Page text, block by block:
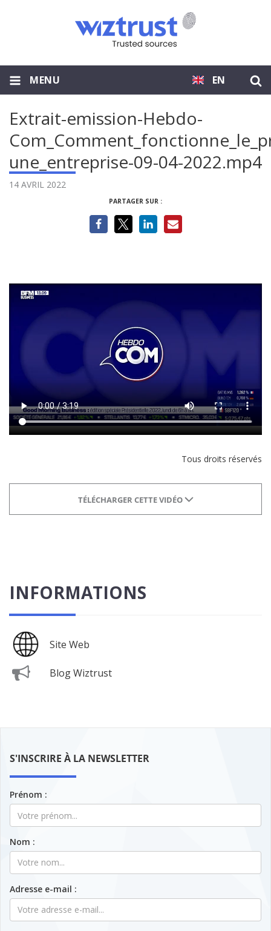
EN
MENU
Extrait-emission-Hebdo-
une_entreprise-09-04-2022.mp4
14 AVRIL 2022
PARTAGER SUR :
Tous droits réservés
TÉLÉCHARGER CETTE VIDÉO
INFORMATIONS
Site Web
Blog Wiztrust
S'INSCRIRE À LA NEWSLETTER
Prénom :
Nom :
Adresse e-mail :